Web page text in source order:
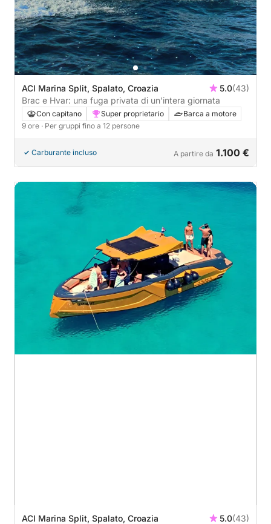
ACI Marina Split, Spalato, Croazia 5.0(43)
Brac e Hvar: una fuga privata di un'intera giornata
Con capitano Super proprietario
Barca a motore
9 ore · Per gruppi fino a 12 persone
Carburante incluso A partire da 1.100 €
ACI Marina Split, Spalato, Croazia 5.0(43)